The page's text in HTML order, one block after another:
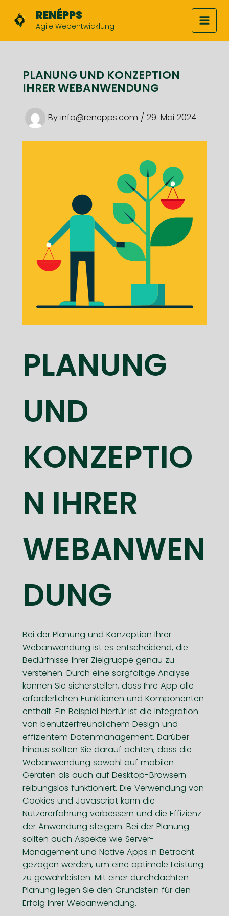
content
RENÉPPS
Agile Webentwicklung
Main
PLANUNG UND KONZEPTION
IHRER WEBANWENDUNG
By info@renepps.com / 29. Mai 2024
PLANUNG
UND
KONZEPTIO
N IHRER
WEBANWEN
DUNG
Bei der Planung und Konzeption Ihrer
Webanwendung ist es entscheidend, die
Bedürfnisse Ihrer Zielgruppe genau zu
verstehen. Durch eine sorgfältige Analyse
können Sie sicherstellen, dass Ihre App alle
erforderlichen Funktionen und Komponenten
enthält. Ein Beispiel hierfür ist die Integration
von benutzerfreundlichem Design und
effizientem Datenmanagement. Darüber
hinaus sollten Sie darauf achten, dass die
Webanwendung sowohl auf mobilen
Geräten als auch auf Desktop-Browsern
reibungslos funktioniert. Die Verwendung von
Cookies und Javascript kann die
Nutzererfahrung verbessern und die Effizienz
der Anwendung steigern. Bei der Planung
sollten auch Aspekte wie Server-
Management und Native Apps in Betracht
gezogen werden, um eine optimale Leistung
zu gewährleisten. Mit einer durchdachten
Planung legen Sie den Grundstein für den
Erfolg Ihrer Webanwendung.